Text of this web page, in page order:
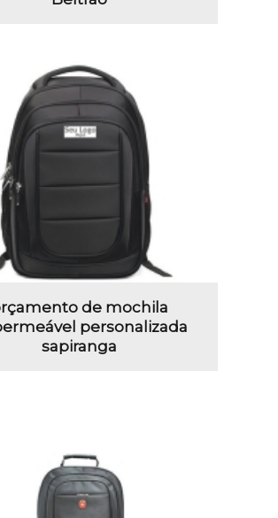
de mochila
personalizada
sapiranga